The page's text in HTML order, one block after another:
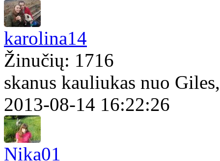
karolina14
Žinučių: 1716
skanus kauliukas nuo
2013-08-14 16:22:26
Nika01